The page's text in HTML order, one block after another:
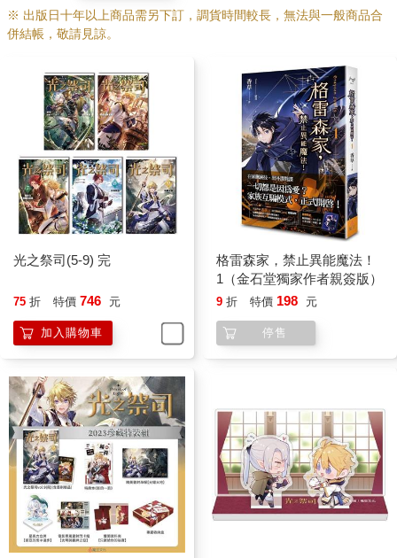
※ 出版日十年以上商品需另下訂，調貨時間較長，無法與一般商品合
併結帳，敬請見諒。
光之祭司(5-9) 完
75 折 特價 746 元
加入購物車
格雷森家，禁止異能魔法！
1（金石堂獨家作者親簽版）
9 折 特價 198 元
停售